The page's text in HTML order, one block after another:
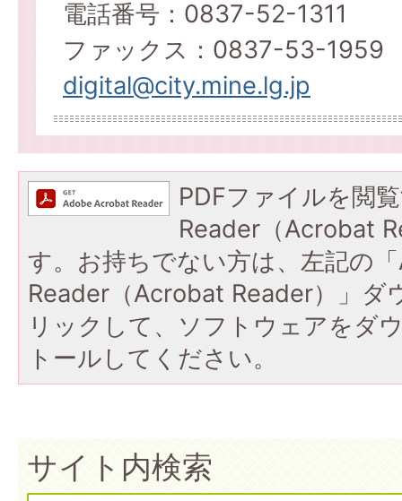
電話番号：0837-52-1311
ファックス：0837-53-1959
digital@city.mine.lg.jp
PDFファイルを閲
Reader（Acrobat
す。お持ちでない方は、左記の
Reader（Acrobat Reader）」ダ
リックして、ソフトウェアをダ
トールしてください。
サイト内検索